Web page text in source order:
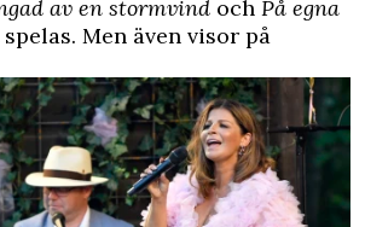
av en stormvind och På egna
Men även visor på